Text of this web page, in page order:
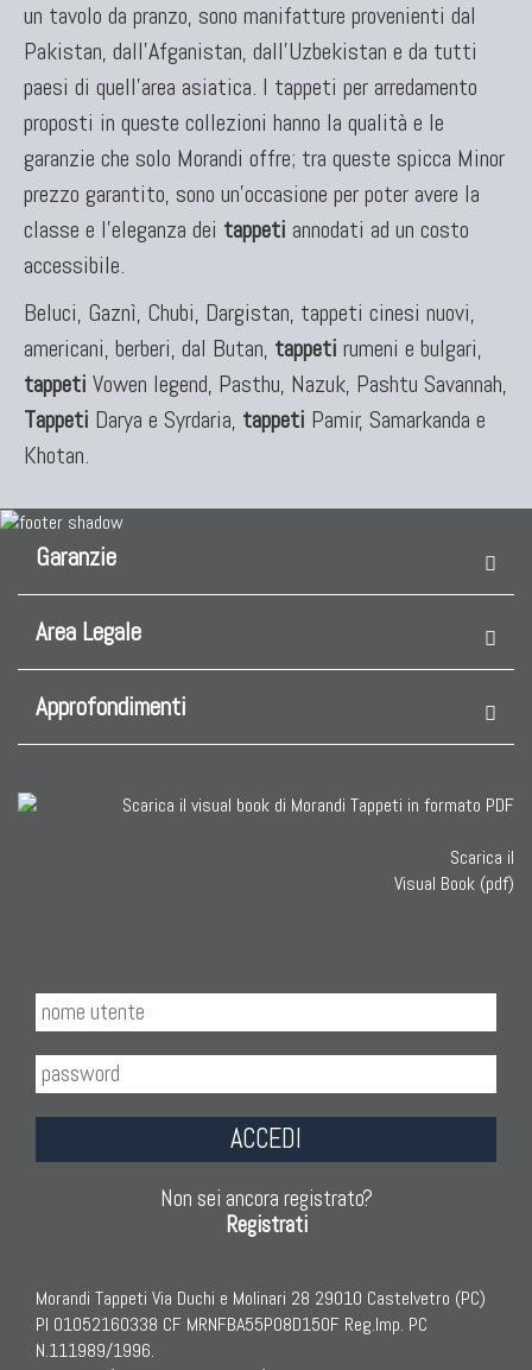
un tavolo da pranzo, sono manifatture provenienti dal
Pakistan, dall'Afganistan, dall'Uzbekistan e da tutti
paesi di quell'area asiatica. I tappeti per arredamento
proposti in queste collezioni hanno la qualità e le
garanzie che solo Morandi offre; tra queste spicca Minor
prezzo garantito, sono un'occasione per poter avere la
classe e l'eleganza dei tappeti annodati ad un costo
accessibile.
Beluci, Gaznì, Chubi, Dargistan, tappeti cinesi nuovi,
americani, berberi, dal Butan, tappeti rumeni e bulgari,
tappeti Vowen legend, Pasthu, Nazuk, Pashtu Savannah,
Tappeti Darya e Syrdaria, tappeti Pamir, Samarkanda e
Khotan.
Garanzie
Area Legale
Approfondimenti
Scarica il
Visual Book (pdf)
ACCEDI
Non sei ancora registrato?
Registrati
Morandi Tappeti Via Duchi e Molinari 28 29010 Castelvetro (PC)
PI 01052160338 CF MRNFBA55P08D150F Reg.Imp. PC
N.111989/1996.